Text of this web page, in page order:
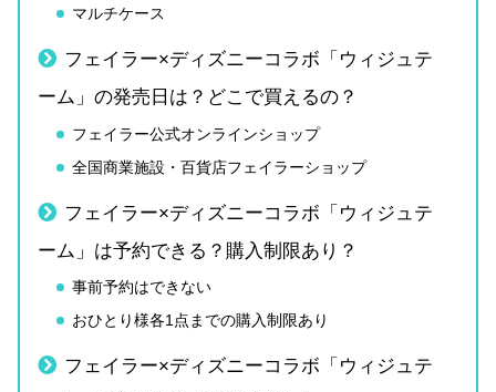
マルチケース
フェイラー×ディズニーコラボ「ウィジュテ
ーム」の発売日は？どこで買えるの？
フェイラー公式オンラインショップ
全国商業施設・百貨店フェイラーショップ
フェイラー×ディズニーコラボ「ウィジュテ
ーム」は予約できる？購入制限あり？
事前予約はできない
おひとり様各1点までの購入制限あり
フェイラー×ディズニーコラボ「ウィジュテ